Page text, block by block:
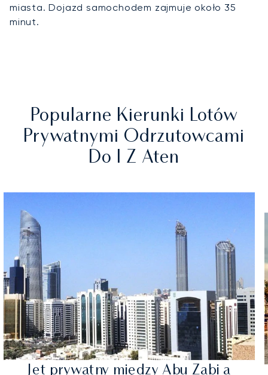
miasta. Dojazd samochodem zajmuje około 35
minut.
Popularne Kierunki Lotów
Prywatnymi Odrzutowcami
Do I Z Aten
Jet prywatny między Abu Zabi a